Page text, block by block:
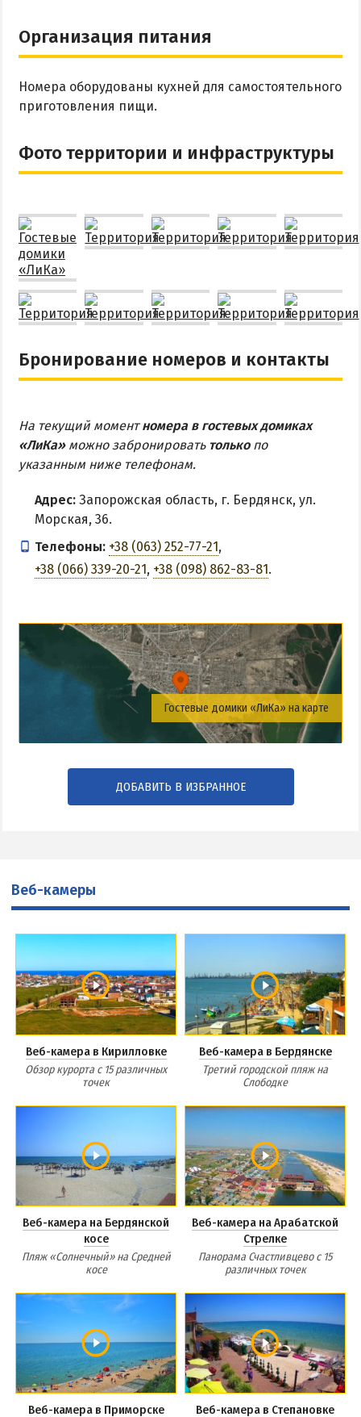
Организация питания
Номера оборудованы кухней для самостоятельного
приготовления пищи.
Фото территории и инфраструктуры
Бронирование номеров и контакты
На текущий моментномера в гостевых домиках
«ЛиКа»можно забронировать толькопо
указанным ниже телефонам.
Адрес: Запорожская область, г. Бердянск, ул.
Морская, 36.
Телефоны: +38 (063) 252-77-21,
+38 (066) 339-20-21, +38 (098) 862-83-81.
Гостевые домики «ЛиКа» на карте
ДОБАВИТЬ В ИЗБРАННОЕ
Веб-камеры
Веб-камера в Кирилловке
Обзор курорта с 15 различных
точек
Веб-камера в Бердянске
Третий городской пляж на
Слободке
Веб-камера на Бердянской
косе
Пляж «Солнечный» на Средней
косе
Веб-камера на Арабатской
Стрелке
Панорама Счастливцево с 15
различных точек
Веб-камера в Приморске Веб-камера в Степановке